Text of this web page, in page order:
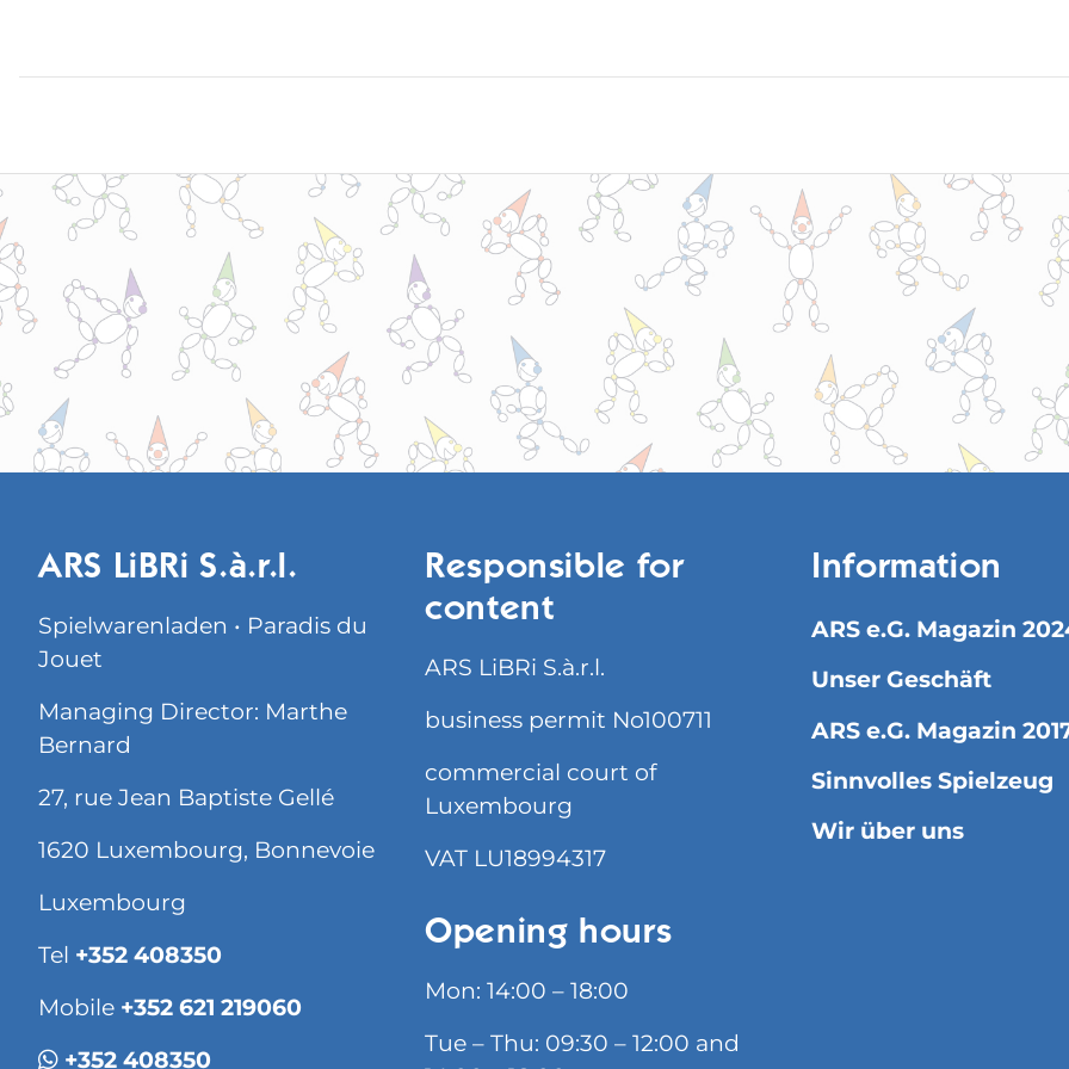
ARS LiBRi S.à.r.l.
Spielwarenladen • Paradis du
Jouet
Managing Director: Marthe
Bernard
27, rue Jean Baptiste Gellé
1620 Luxembourg, Bonnevoie
Luxembourg
Tel +352 408350
Mobile +352 621 219060
+352 408350
Responsible for
content
ARS LiBRi S.à.r.l.
business permit No100711
commercial court of
Luxembourg
VAT LU18994317
Opening hours
Mon: 14:00 – 18:00
Tue – Thu: 09:30 – 12:00 and
Information
ARS e.G. Magazin
Unser Geschäft
ARS e.G. Magazin
Sinnvolles Spielzeug
Wir über uns